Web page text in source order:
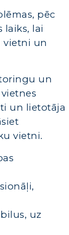
pēc
laiks, lai
vietni un
un
un lietotāja
vietni.
uz